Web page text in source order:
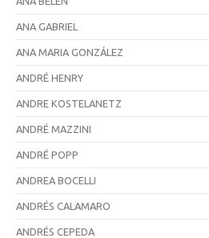
ANA GABRIEL
ANA MARIA GONZÁLEZ
ANDRÉ HENRY
ANDRE KOSTELANETZ
ANDRÉ MAZZINI
ANDRÉ POPP
ANDREA BOCELLI
ANDRÉS CALAMARO
ANDRÉS CEPEDA